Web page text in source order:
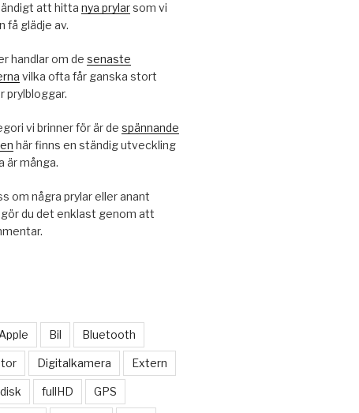
att hitta nya prylarsom vi
få glädje av.
handlar om de senaste
vilka ofta får ganska stort
prylbloggar.
vi brinner för är de spännande
här finns en ständig utveckling
är många.
om några prylar eller anant
du det enklast genom att
Apple Bil Bluetooth
Digitalkamera Extern
fullHD GPS